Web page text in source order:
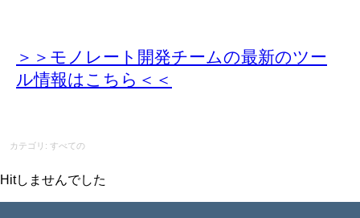
＞＞モノレート開発チームの最新のツー
ル情報はこちら＜＜
カテゴリ: すべての
Hitしませんでした